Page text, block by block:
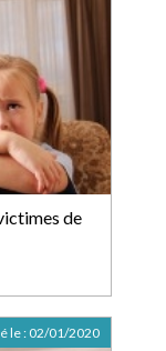
de
le : 02/01/2020